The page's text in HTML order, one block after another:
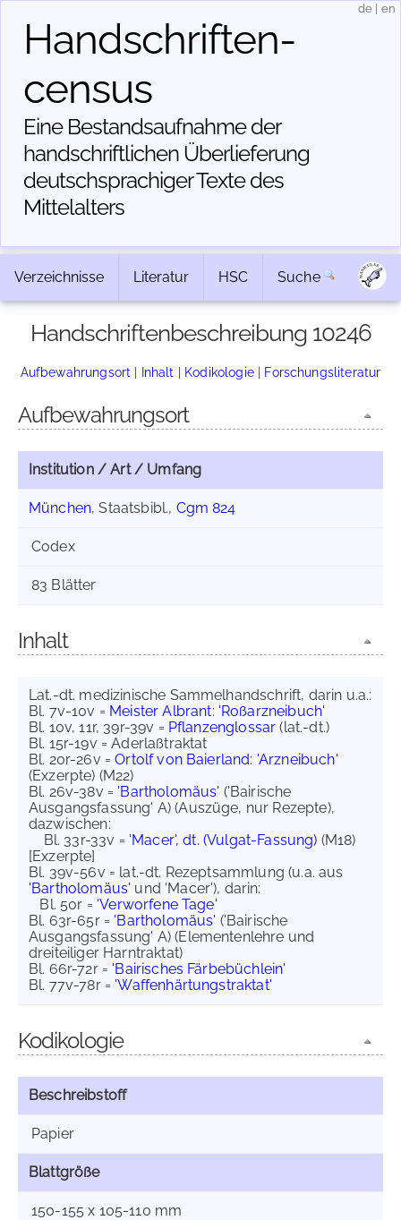
Handschriften­
census
Eine Bestandsaufnahme der
handschriftlichen Über­lieferung
deutschsprachiger Texte des
Mittelalters
de en
Verzeichnisse Literatur HSC Suche
Handschriftenbeschreibung 10246
Aufbewahrungsort | Inhalt | Kodikologie| Forschungsliteratur
Aufbewahrungsort
Institution / Art / Umfang
München, Staatsbibl., Cgm 824
Codex
83 Blätter
Inhalt
Lat.-dt. medizinische Sammelhandschrift, darin u.a.:
Bl. 7v-10v = Meister Albrant: 'Roßarzneibuch'
Bl. 10v, 11r, 39r-39v = Pflanzenglossar (lat.-dt.)
Bl. 15r-19v = Aderlaßtraktat
Bl. 20r-26v =Ortolf von Baierland: 'Arzneibuch'
(Exzerpte) (M22)
Bl. 26v-38v = 'Bartholomäus' ('Bairische
Ausgangsfassung' A) (Auszüge, nur Rezepte),
dazwischen:
Bl. 33r-33v = 'Macer', dt. (Vulgat-Fassung) (M18)
[Exzerpte]
Bl. 39v-56v = lat.-dt. Rezeptsammlung (u.a. aus
'Bartholomäus' und 'Macer'), darin:
Bl. 50r = 'Verworfene Tage'
Bl. 63r-65r = 'Bartholomäus' ('Bairische
Ausgangsfassung' A) (Elementenlehre und
dreiteiliger Harntraktat)
Bl. 66r-72r = 'Bairisches Färbebüchlein'
Bl. 77v-78r = 'Waffenhärtungstraktat'
Kodikologie
Beschreibstoff
Papier
Blattgröße
150-155 x 105-110 mm